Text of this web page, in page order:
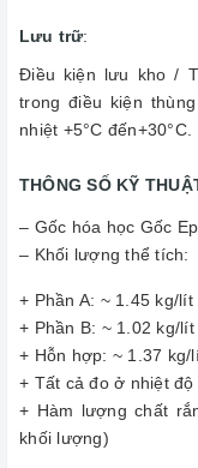
Lưu trữ:
Điều kiện lưu kho /
trong điều kiện
nhiệt +5°C đến+30°C.
THÔNG SỐ KỸ
– Gốc hóa học Gốc
– Khối lượng thể tích:
+ Phần A: ~ 1.45 kg/lít
+ Phần B: ~ 1.02 kg/lít
+ Hỗn hợp: ~ 1.37 kg/
+ Tất cả đo ở nhiệt độ
+ Hàm lượng chất
khối lượng)